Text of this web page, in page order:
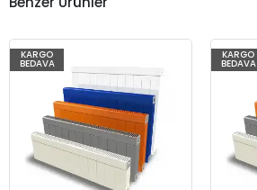
KARGO
BEDAVA
KARGO
BEDAVA